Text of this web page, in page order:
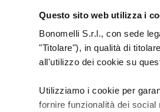
Questo sito web utilizza i
Bonomelli S.r.l., con sede
"Titolare"), in qualità di
all'utilizzo dei cookie su
Utilizziamo i cookie per
fornire funzionalità dei